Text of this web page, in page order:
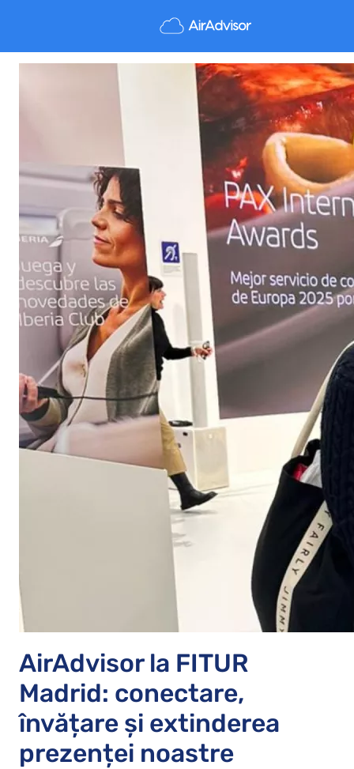
AirAdvisor la FITUR
Madrid: conectare,
învățare și extinderea
prezenței noastre